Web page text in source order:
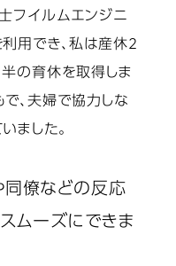
フイルムエンジニ
用でき、私は産休2
の育休を取得しま
、夫婦で協力しな
ました。
僚などの反応
ムーズにできま